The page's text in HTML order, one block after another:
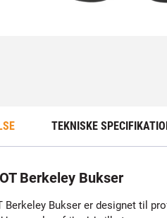
TEKNISKE
Berkeley Bukser
Berkeley Bukser er designet til